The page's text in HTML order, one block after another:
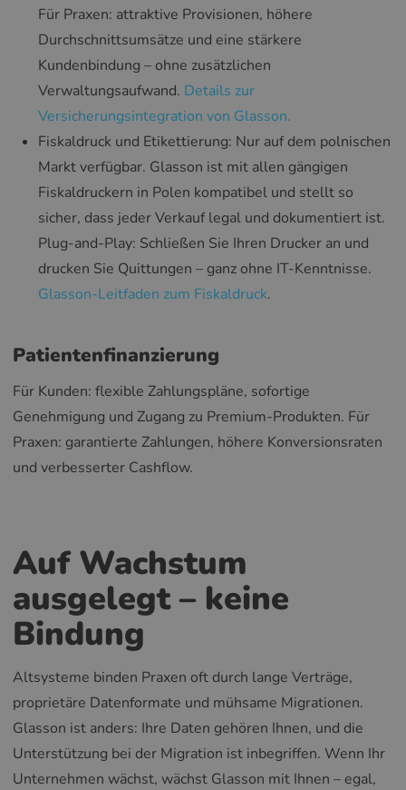
Für Praxen: attraktive Provisionen, höhere
Durchschnittsumsätze und eine stärkere
Kundenbindung – ohne zusätzlichen
Verwaltungsaufwand. Details zur
Versicherungsintegration von Glasson.
Fiskaldruck und Etikettierung: Nur auf dem polnischen
Markt verfügbar. Glasson ist mit allen gängigen
Fiskaldruckern in Polen kompatibel und stellt so
sicher, dass jeder Verkauf legal und dokumentiert ist.
Plug-and-Play: Schließen Sie Ihren Drucker an und
drucken Sie Quittungen – ganz ohne IT-Kenntnisse.
Glasson-Leitfaden zum Fiskaldruck.
Patientenfinanzierung
Für Kunden: flexible Zahlungspläne, sofortige
Genehmigung und Zugang zu Premium-Produkten. Für
Praxen: garantierte Zahlungen, höhere Konversionsraten
und verbesserter Cashflow.
Auf Wachstum
ausgelegt – keine
Bindung
Altsysteme binden Praxen oft durch lange Verträge,
proprietäre Datenformate und mühsame Migrationen.
Glasson ist anders: Ihre Daten gehören Ihnen, und die
Unterstützung bei der Migration ist inbegriffen. Wenn Ihr
Unternehmen wächst, wächst Glasson mit Ihnen – egal,